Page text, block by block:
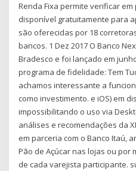
Renda Fixa permite verificar
disponível gratuitamente para
são oferecidas por 18
bancos. 1 Dez 2017 O Banco
Bradesco e foi lançado em
programa de fidelidade: Tem
achamos interessante a
como investimento. e iOS) em
impossibilitando o uso via
análises e recomendações da
em parceria com o Banco Itaú,
Pão de Açúcar nas lojas ou por
de cada varejista participante.